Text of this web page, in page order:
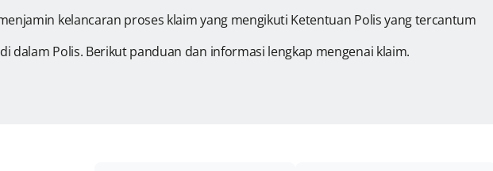
kelancaran proses klaim yang mengikuti Ketentuan Polis yang tercantum
di dalam Polis. Berikut panduan dan informasi lengkap mengenai klaim.